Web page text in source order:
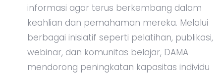
informasi agar terus berkembang dalam
keahlian dan pemahaman mereka. Melalui
berbagai inisiatif seperti pelatihan, publikasi,
webinar, dan komunitas belajar, DAMA
mendorong peningkatan kapasitas individu